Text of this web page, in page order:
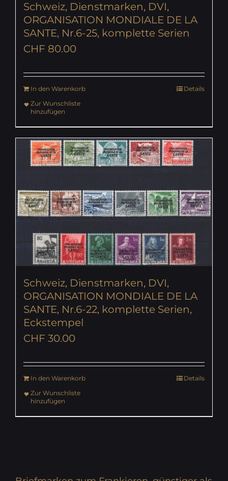
Schweiz, Dienstmarken, DVI,
ORGANISATION MONDIALE DE LA
SANTE, Nr.6-25, komplette Serien
CHF 80.00
In den Warenkorb
Details
Zur Wunschliste
hinzufügen
Schweiz, Dienstmarken, DVI,
ORGANISATION MONDIALE DE LA
SANTE, Nr.6-22, komplette Serien,
Eckstempel
CHF 30.00
In den Warenkorb
Details
Zur Wunschliste
hinzufügen